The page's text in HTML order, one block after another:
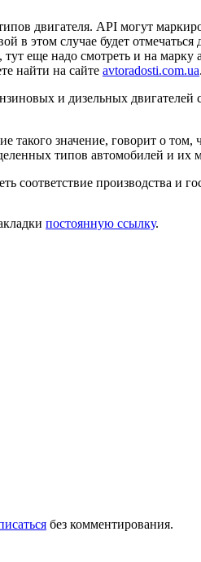
двигателя. API могут
этом случае будет
еще надо смотреть и на
найти на сайте avtoradosti.com.ua.
и дизельных двигателей
такого значение, говорит о
типов автомобилей и их
соответствие производства и
постоянную ссылку.
без комментирования.